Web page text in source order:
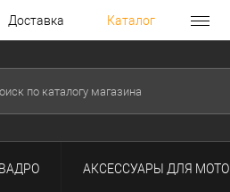
Доставка Каталог
АКСЕССУАРЫ ДЛЯ МОТО